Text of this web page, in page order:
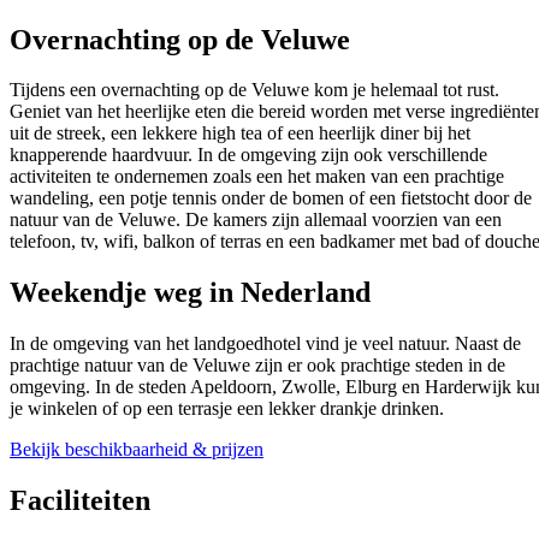
Overnachting op de Veluwe
Tijdens een overnachting op de Veluwe kom je helemaal tot rust.
Geniet van het heerlijke eten die bereid worden met verse
uit de streek, een lekkere high tea of een heerlijk diner bij het
knapperende haardvuur. In de omgeving zijn ook verschillende
activiteiten te ondernemen zoals een het maken van een prachtige
wandeling, een potje tennis onder de bomen of een fietstocht door de
natuur van de Veluwe. De kamers zijn allemaal voorzien van een
telefoon, tv, wifi, balkon of terras en een badkamer met bad of
Weekendje weg in Nederland
In de omgeving van het landgoedhotel vind je veel natuur. Naast de
prachtige natuur van de Veluwe zijn er ook prachtige steden in de
omgeving. In de steden Apeldoorn, Zwolle, Elburg en Harderwijk
je winkelen of op een terrasje een lekker drankje drinken.
Bekijk beschikbaarheid & prijzen
Faciliteiten